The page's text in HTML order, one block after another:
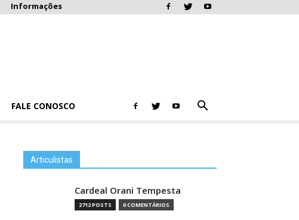
Informações
FALE CONOSCO
Articulistas
Cardeal Orani Tempesta
2712 POSTS 0 COMENTÁRIOS